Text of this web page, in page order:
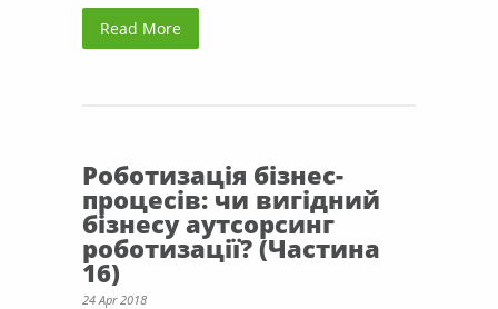
Read More
Роботизація бізнес-
процесів: чи вигідний
бізнесу аутсорсинг
роботизації? (Частина
16)
24 Apr 2018